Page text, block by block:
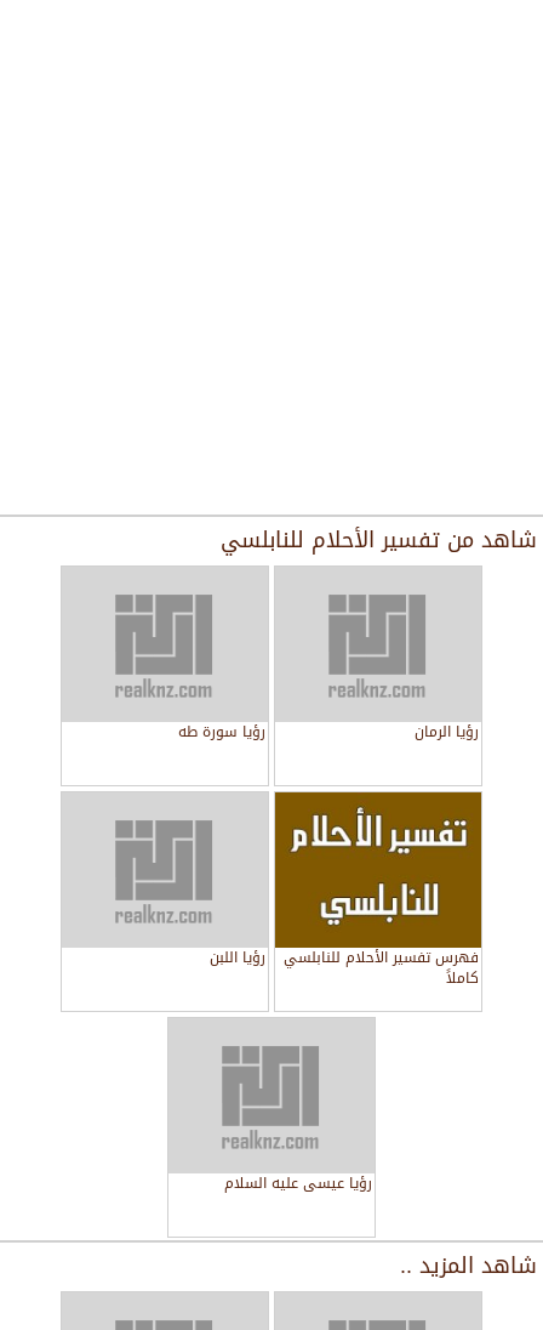
شاهد من تفسير الأحلام للنابلسي
رؤيا الرمان رؤيا سورة طه
فهرس تفسير الأحلام للنابلسي
كاملاً
رؤيا اللبن
رؤيا عيسى عليه السلام
شاهد المزيد ..